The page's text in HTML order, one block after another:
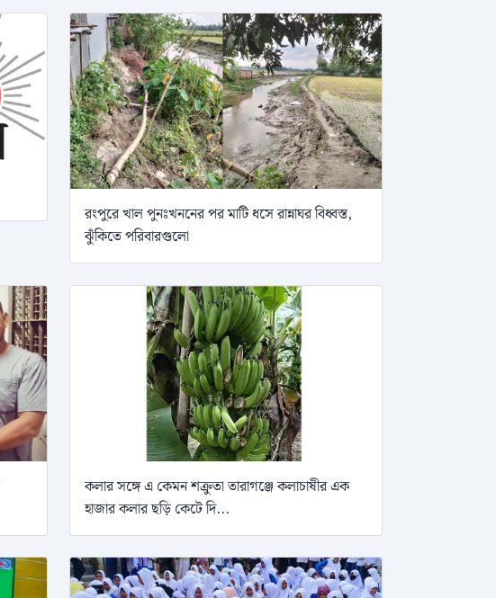
রংপুরে খাল পুনঃখননের পর মাটি ধসে রান্নাঘর বিধ্বস্ত,
ঝুঁকিতে পরিবারগুলো
কলার সঙ্গে এ কেমন শক্রুতা তারাগঞ্জে কলাচাষীর এক
হাজার কলার ছড়ি কেটে দি...